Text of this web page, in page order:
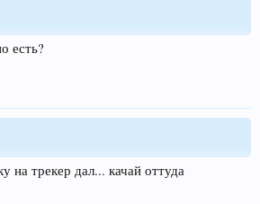
есть?
на трекер дал... качай оттуда